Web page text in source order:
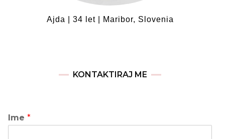
Ajda | 34 let | Maribor, Slovenia
KONTAKTIRAJ ME
Ime *